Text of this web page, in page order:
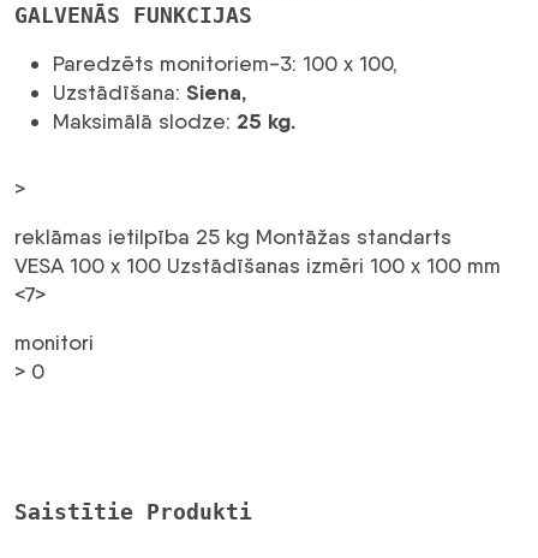
GALVENĀS FUNKCIJAS
Paredzēts monitoriem-3: 100 x 100,
Uzstādīšana: Siena,
Maksimālā slodze: 25 kg.
>
reklāmas ietilpība 25 kg Montāžas standarts
VESA 100 x 100 Uzstādīšanas izmēri 100 x 100 mm
<7>
monitori
> 0
Saistītie Produkti